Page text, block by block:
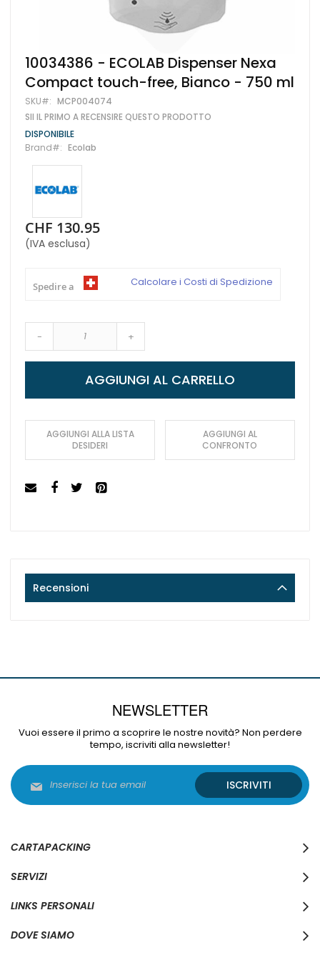
Vai
all'inizio
della
galleria
di
immagini
10034386 - ECOLAB Dispenser Nexa
Compact touch-free, Bianco - 750 ml
SKU MCP004074
SII IL PRIMO A RECENSIRE QUESTO PRODOTTO
DISPONIBILE
Brand
Ecolab
CHF 130.95
(IVA esclusa)
Spedire a Calcolare i Costi di Spedizione
- +
AGGIUNGI AL CARRELLO
AGGIUNGI ALLA LISTA
DESIDERI
AGGIUNGI AL
CONFRONTO
Recensioni
NEWSLETTER
Vuoi essere il primo a scoprire le nostre novità? Non perdere
tempo, iscriviti alla newsletter!
alla
nostra
ISCRIVITI
CARTAPACKING
SERVIZI
LINKS PERSONALI
DOVE SIAMO